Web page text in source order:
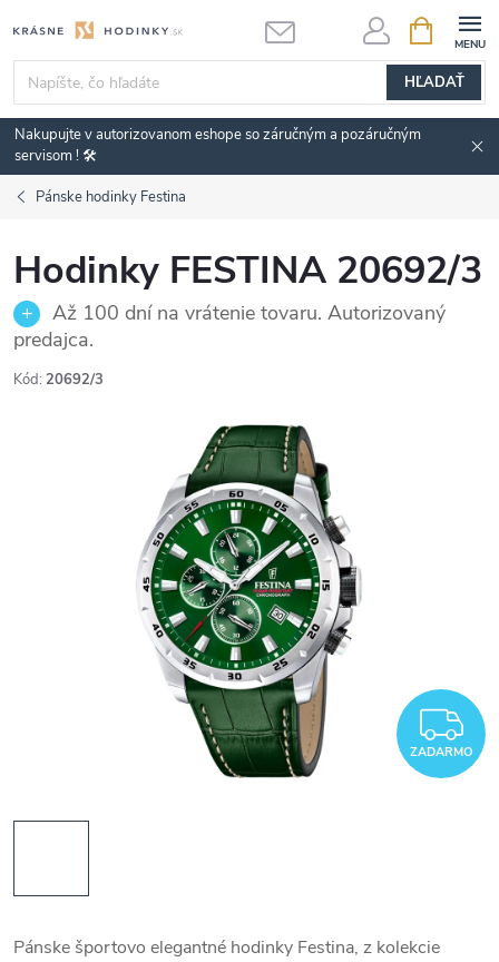
na
obsah
HĽADAŤ
KOŠÍK
Nakupujte v autorizovanom eshope so záručným a pozáručným
servisom ! 🛠️
Pánske hodinky Festina
Hodinky FESTINA 20692/3
Až 100 dní na vrátenie tovaru. Autorizovaný
predajca.
Kód: 20692/3
ZADARMO
Pánske športovo elegantné hodinky Festina, z kolekcie